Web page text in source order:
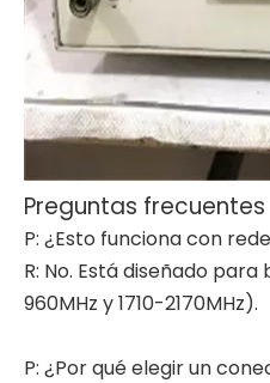
Preguntas frecuentes
P: ¿Esto funciona con
R: No. Está diseñado
960MHz y 1710-2170MHz).
P: ¿Por qué elegir un